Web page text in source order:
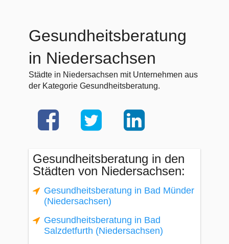
Gesundheitsberatung
in Niedersachsen
Städte in Niedersachsen mit Unternehmen aus
der Kategorie Gesundheitsberatung.
Gesundheitsberatung in den
Städten von Niedersachsen:
Gesundheitsberatung in Bad Münder
(Niedersachsen)
Gesundheitsberatung in Bad
Salzdetfurth (Niedersachsen)